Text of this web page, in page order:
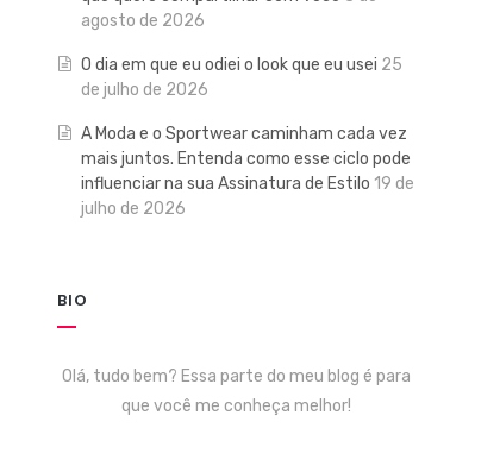
agosto de 2026
O dia em que eu odiei o look que eu usei 25
de julho de 2026
A Moda e o Sportwear caminham cada vez
mais juntos. Entenda como esse ciclo pode
influenciar na sua Assinatura de Estilo 19 de
julho de 2026
BIO
Olá, tudo bem? Essa parte do meu blog é para
que você me conheça melhor!